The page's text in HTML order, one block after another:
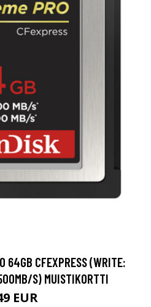
64GB CFEXPRESS (WRITE:
S) MUISTIKORTTI
EUR